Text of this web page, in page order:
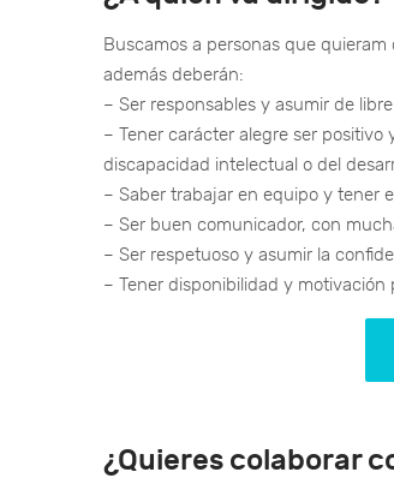
Buscamos a personas que
además deberán:
– Ser responsables y asumir de
– Tener carácter alegre ser
discapacidad intelectual o del
– Saber trabajar en equipo y tener
– Ser buen comunicador, con
– Ser respetuoso y asumir la
– Tener disponibilidad y motivación
¿Quieres colaborar